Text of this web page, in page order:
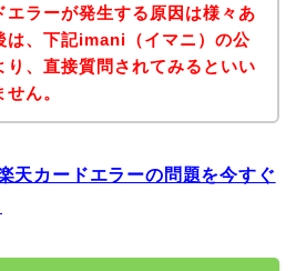
エラーが発生する原因は様々あ
は、下記imani（イマニ）の公
り、直接質問されてみるといい
ん。
天カードエラーの問題を今すぐ